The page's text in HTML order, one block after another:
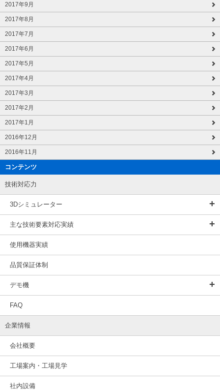
2017年9月
2017年8月
2017年7月
2017年6月
2017年5月
2017年4月
2017年3月
2017年2月
2017年1月
2016年12月
2016年11月
コンテンツ
技術対応力
3Dシミュレーター
主な技術要素対応実績
使用機器実績
品質保証体制
デモ機
FAQ
企業情報
会社概要
工場案内・工場見学
社内設備